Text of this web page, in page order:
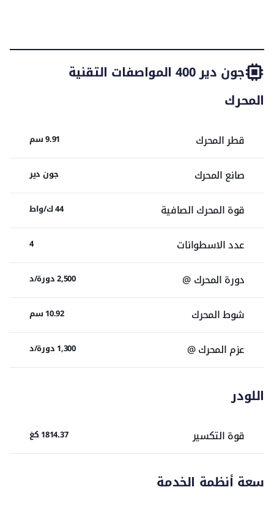
السعر 32–51 ألف درهمجون دير 400
المواصفات التقنية
المحرك
قطر المحرك 9.91 سم
صانع المحرك جون دير
قوة المحرك الصافية 44 ك/واط
عدد الاسطوانات 4
دورة المحرك @ 2,500 دورة/د
شوط المحرك 10.92 سم
عزم المحرك @ 1,300 دورة/د
اللودر
قوة التكسير 1814.37 كغ
سعة أنظمة الخدمة